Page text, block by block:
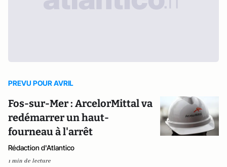
PREVU POUR AVRIL
Fos-sur-Mer : ArcelorMittal va
redémarrer un haut-
fourneau à l'arrêt
Rédaction d'Atlantico
1 min de lecture